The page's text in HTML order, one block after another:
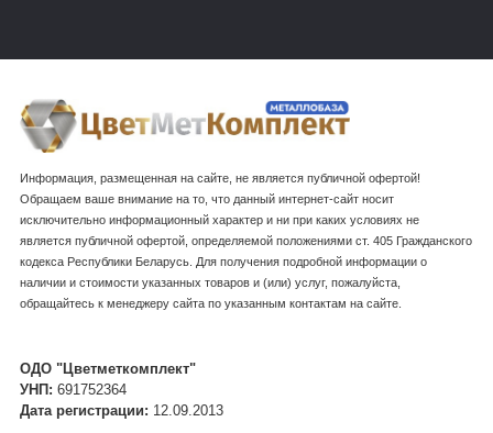
Информация, размещенная на сайте, не является публичной офертой!
Обращаем ваше внимание на то, что данный интернет-сайт носит
исключительно информационный характер и ни при каких условиях не
является публичной офертой, определяемой положениями ст. 405 Гражданского
кодекса Республики Беларусь. Для получения подробной информации о
наличии и стоимости указанных товаров и (или) услуг, пожалуйста,
обращайтесь к менеджеру сайта по указанным контактам на сайте.
ОДО "Цветметкомплект"
УНП: 691752364
Дата регистрации: 12.09.2013